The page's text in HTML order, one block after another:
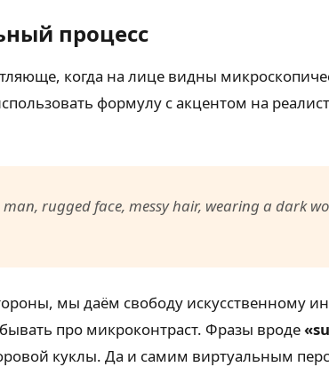
процесс
когда на лице видны
формулу с акцентом на
rugged face, messy hair, wearing a dark
мы даём свободу искусственному
про микроконтраст. Фразы вроде
куклы. Да и самим виртуальным